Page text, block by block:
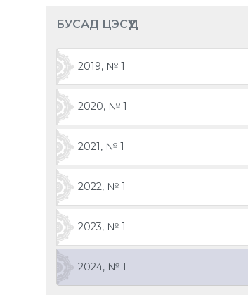
БУСАД ЦЭСҮҮД
2019, № 1
2020, № 1
2021, № 1
2022, № 1
2023, № 1
2024, № 1